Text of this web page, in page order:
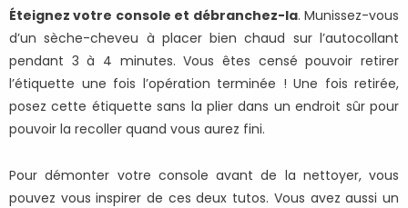
Éteignez votre console et débranchez-la. Munissez-vous
d’un sèche-cheveu à placer bien chaud sur l’autocollant
pendant 3 à 4 minutes. Vous êtes censé pouvoir retirer
l’étiquette une fois l’opération terminée ! Une fois retirée,
posez cette étiquette sans la plier dans un endroit sûr pour
pouvoir la recoller quand vous aurez fini.
Pour démonter votre console avant de la nettoyer, vous
pouvez vous inspirer de ces deux tutos. Vous avez aussi un